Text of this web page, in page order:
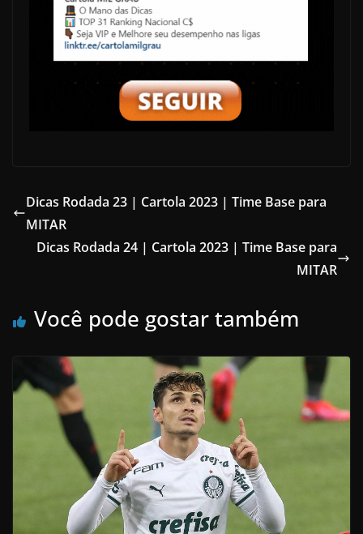
Dicas Rodada 23 | Cartola 2023 | Time Base para
MITAR
Dicas Rodada 24 | Cartola 2023 | Time Base para
MITAR
Você pode gostar também